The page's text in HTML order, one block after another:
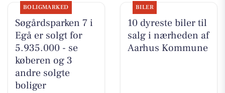
BOLIGMARKED
Søgårdsparken 7 i
Egå er solgt for
5.935.000 - se
køberen og 3
andre solgte
boliger
BILER
10 dyreste biler til
salg i nærheden af
Aarhus Kommune